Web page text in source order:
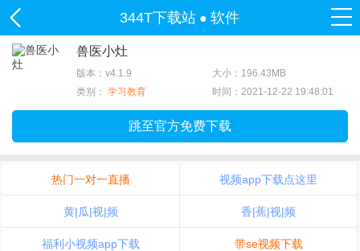
344T下载站 ●软件
兽医小灶
版本：v4.1.9
大小：196.43MB
类别： 学习教育 时间：2021-12-22 19:48:01
跳至官方免费下载
热门一对一直播 视频app下载点这里
黄|瓜|视|频 香|蕉|视|频
福利小视频app下载 带se视频下载